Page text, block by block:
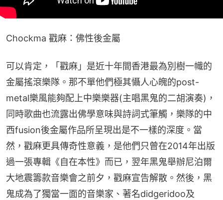
Chockma 戳麻：佛性後金屬
可以肯定，「戳麻」是近十年間香港最為別樹一幟的
金屬搖滾樂隊。那不單他們極其懾人心魄的post-
metal樂風能夠配上中樂樂器(主唱黑鬼的二胡演奏)，
同時歌曲也流露出佛學意味與詩詞式筆觸，樂隊的中
西fusion後金屬作品所呈現出是不一樣的深度。當
然，戳麻更具傳奇性意義，是他們只曾在2014年出版
過一張專輯《自在本性》而已，翌年黑鬼舉辦尼泊爾
大地震籌款音樂會之前夕，戳麻宣告解散。然後，黑
鬼成為了獨當一面的音樂家、著名didgeridoo及